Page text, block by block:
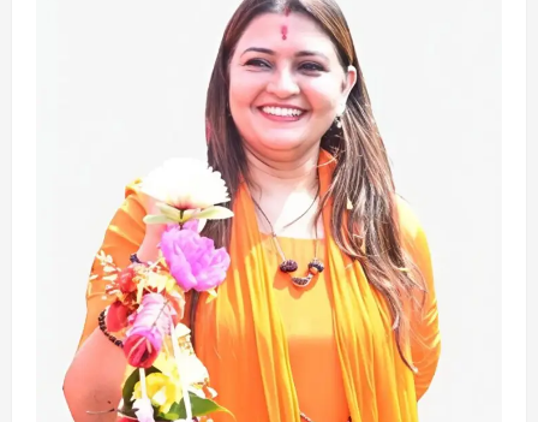
August 7, 2026
4
अपराध छत्तीसगढ़
बहन ने कारोबारी भाई पर लगाया करोड़ों रुपये
की धोखाधड़ी का आरोप
August 7, 2026